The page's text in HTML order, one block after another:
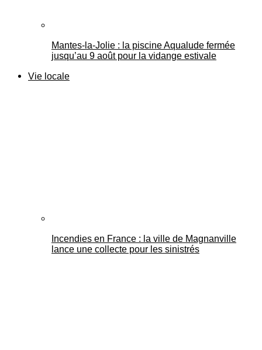
Mantes-la-Jolie : la piscine Aqualude fermée
jusqu’au 9 août pour la vidange estivale
Vie locale
Incendies en France : la ville de Magnanville
lance une collecte pour les sinistrés